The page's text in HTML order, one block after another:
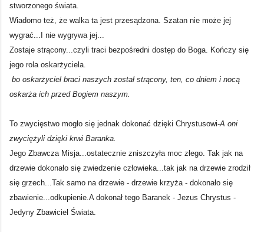
stworzonego świata.
Wiadomo też, że walka ta jest przesądzona. Szatan nie może jej
wygrać...I nie wygrywa jej...
Zostaje strącony...czyli traci bezpośredni dostęp do Boga. Kończy się
jego rola oskarżyciela.
bo oskarżyciel braci naszych został strącony, ten, co dniem i nocą
oskarża ich przed Bogiem naszym.
To zwycięstwo mogło się jednak dokonać dzięki Chrystusowi-A oni
zwyciężyli dzięki krwi Baranka.
Jego Zbawcza Misja...ostatecznie zniszczyła moc złego. Tak jak na
drzewie dokonało się zwiedzenie człowieka...tak jak na drzewie zrodził
się grzech...Tak samo na drzewie - drzewie krzyża - dokonało się
zbawienie...odkupienie.A dokonał tego Baranek - Jezus Chrystus -
Jedyny Zbawiciel Świata.